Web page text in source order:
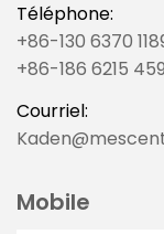
Téléphone:
+86-130 6370
+86-186 6215
Courriel:
Mobile